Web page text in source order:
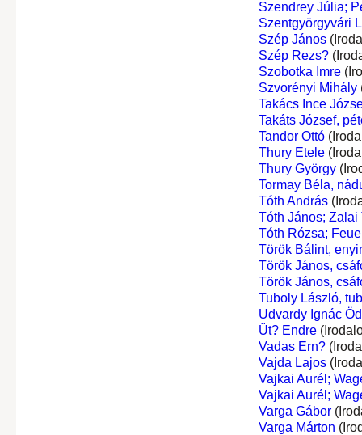
Szendrey Júlia;
Szentgyörgyvári
Szép János
Szép Rezs?
Szobotka Imre
Szvorényi Mihály
Takács Ince
Takáts József,
Tandor Ottó
Thury Etele
Thury György
Tormay Béla,
Tóth András
Tóth János; Zalai
Tóth Rózsa;
Török Bálint,
Török János,
Török János,
Tuboly László,
Udvardy Ignác
Üt? Endre
Vadas Ern?
Vajda Lajos
Vajkai Aurél;
Vajkai Aurél;
Varga Gábor
Varga Márton